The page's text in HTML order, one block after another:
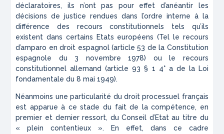
déclaratoires, ils n’ont pas pour effet d’anéantir les
décisions de justice rendues dans l’ordre interne à la
différence des recours constitutionnels tels qu’ils
existent dans certains Etats européens (Tel le recours
d’amparo en droit espagnol (article 53 de la Constitution
espagnole du 3 novembre 1978) ou le recours
constitutionnel allemand (article 93 § 1 4° a de la Loi
fondamentale du 8 mai 1949).
Néanmoins une particularité du droit processuel français
est apparue à ce stade du fait de la compétence, en
premier et dernier ressort, du Conseil d’Etat au titre du
« plein contentieux ». En effet, dans ce cadre